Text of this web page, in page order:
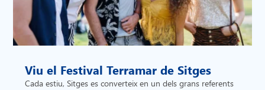
Viu el Festival Terramar de Sitges
Cada estiu, Sitges es converteix en un dels grans referents